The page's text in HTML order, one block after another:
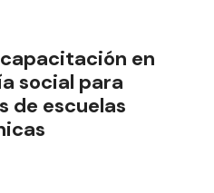
en
social para
de escuelas